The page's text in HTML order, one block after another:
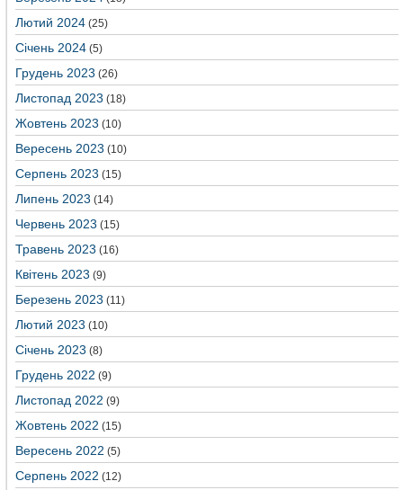
Лютий 2024 (25)
Січень 2024 (5)
Грудень 2023 (26)
Листопад 2023 (18)
Жовтень 2023 (10)
Вересень 2023 (10)
Серпень 2023 (15)
Липень 2023 (14)
Червень 2023 (15)
Травень 2023 (16)
Квітень 2023 (9)
Березень 2023 (11)
Лютий 2023 (10)
Січень 2023 (8)
Грудень 2022 (9)
Листопад 2022 (9)
Жовтень 2022 (15)
Вересень 2022 (5)
Серпень 2022 (12)